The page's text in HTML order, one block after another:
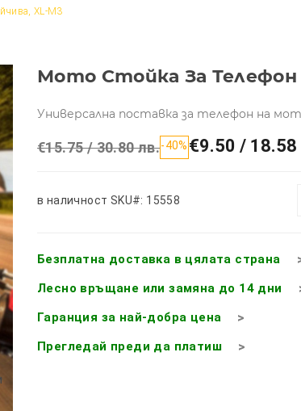
XL-M3
Мото Стойка За Телефон
Универсална поставка за телефон на
€15.75 / 30.80 лв.-40% €9.50 / 18.58
в наличност SKU#: 15558
Безплатна доставка в цялата страна
Лесно връщане или замяна до 14 дни
Гаранция за най-добра цена
Прегледай преди да платиш